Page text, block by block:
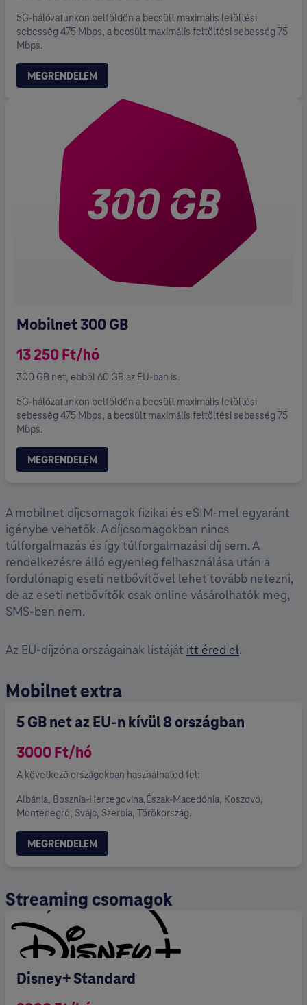
5G-hálózatunkon belföldön a becsült maximális letöltési
sebesség 475 Mbps, a becsült maximális feltöltési sebesség 75
Mbps.
MEGRENDELEM
Mobilnet 300 GB
13 250 Ft/hó
300 GB net, ebből 60 GB az EU-ban is.
5G-hálózatunkon belföldön a becsült maximális letöltési
sebesség 475 Mbps, a becsült maximális feltöltési sebesség 75
Mbps.
MEGRENDELEM
A mobilnet díjcsomagok fizikai és eSIM-mel egyaránt
igénybe vehetők. A díjcsomagokban nincs
túlforgalmazás és így túlforgalmazási díj sem. A
rendelkezésre álló egyenleg felhasználása után a
fordulónapig eseti netbővítővel lehet tovább netezni,
de az eseti netbővítők csak online vásárolhatók meg,
SMS-ben nem.
Az EU-díjzóna országainak listáját itt éred el.
Mobilnet extra
5 GB net az EU-n kívül 8 országban
3000 Ft/hó
A következő országokban használhatod fel:
Albánia, Bosznia-Hercegovina,Észak-Macedónia, Koszovó,
Montenegró, Svájc, Szerbia, Törökország.
MEGRENDELEM
Streaming csomagok
Disney+ Standard